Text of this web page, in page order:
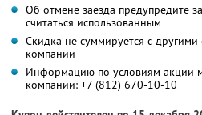
Об отмене заезда предупредите
считаться использованным
Скидка не суммируется с
компании
Информацию по условиям акции
компании: +7 (812) 670-10-10